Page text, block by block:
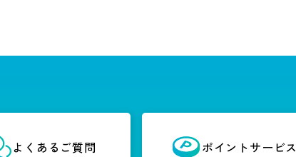
よくあるご質問 ポイントサービス